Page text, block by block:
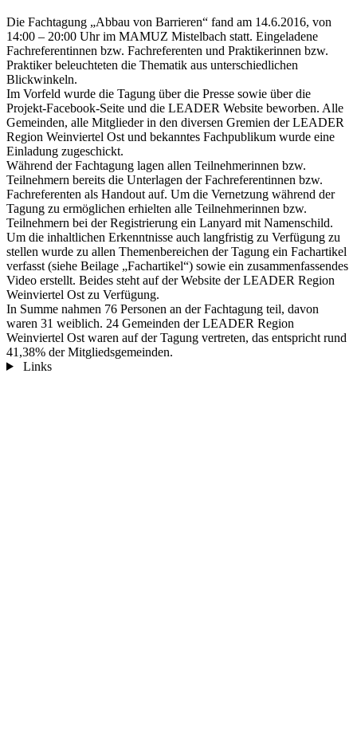
Die Fachtagung „Abbau von Barrieren“ fand am 14.6.2016, von
14:00 – 20:00 Uhr im MAMUZ Mistelbach statt. Eingeladene
Fachreferentinnen bzw. Fachreferenten und Praktikerinnen bzw.
Praktiker beleuchteten die Thematik aus unterschiedlichen
Blickwinkeln.
Im Vorfeld wurde die Tagung über die Presse sowie über die
Projekt-Facebook-Seite und die LEADER Website beworben. Alle
Gemeinden, alle Mitglieder in den diversen Gremien der LEADER
Region Weinviertel Ost und bekanntes Fachpublikum wurde eine
Einladung zugeschickt.
Während der Fachtagung lagen allen Teilnehmerinnen bzw.
Teilnehmern bereits die Unterlagen der Fachreferentinnen bzw.
Fachreferenten als Handout auf. Um die Vernetzung während der
Tagung zu ermöglichen erhielten alle Teilnehmerinnen bzw.
Teilnehmern bei der Registrierung ein Lanyard mit Namenschild.
Um die inhaltlichen Erkenntnisse auch langfristig zu Verfügung zu
stellen wurde zu allen Themenbereichen der Tagung ein Fachartikel
verfasst (siehe Beilage „Fachartikel“) sowie ein zusammenfassendes
Video erstellt. Beides steht auf der Website der LEADER Region
Weinviertel Ost zu Verfügung.
In Summe nahmen 76 Personen an der Fachtagung teil, davon
waren 31 weiblich. 24 Gemeinden der LEADER Region
Weinviertel Ost waren auf der Tagung vertreten, das entspricht rund
41,38% der Mitgliedsgemeinden.
Links